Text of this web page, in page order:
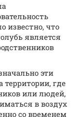
известно, что
является
эти
где
или людей,
в воздух
со временем